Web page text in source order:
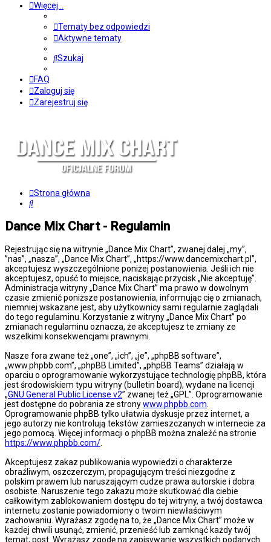
Więcej…
Tematy bez odpowiedzi
Aktywne tematy
Szukaj
FAQ
Zaloguj się
Zarejestruj się
Strona główna
Szukaj
Dance Mix Chart - Regulamin
Rejestrując się na witrynie „Dance Mix Chart”, zwanej dalej „my”,
”nas”, „nasza”, „Dance Mix Chart”, „https://www.dancemixchart.pl”,
akceptujesz wyszczególnione poniżej postanowienia. Jeśli ich nie
akceptujesz, opuść to miejsce, naciskając przycisk „Nie akceptuję”.
Administracja witryny „Dance Mix Chart” ma prawo w dowolnym
czasie zmienić poniższe postanowienia, informując cię o zmianach,
niemniej wskazane jest, aby użytkownicy sami regularnie zaglądali
do tego regulaminu. Korzystanie z witryny „Dance Mix Chart” po
zmianach regulaminu oznacza, że akceptujesz te zmiany ze
wszelkimi konsekwencjami prawnymi.
Nasze fora zwane też „one”, „ich”, „je”, „phpBB software”,
„www.phpbb.com”, „phpBB Limited”, „phpBB Teams” działają w
oparciu o oprogramowanie wykorzystujące technologię phpBB, która
jest środowiskiem typu witryny (bulletin board), wydane na licencji
„GNU General Public License v2” zwanej też „GPL”. Oprogramowanie
jest dostępne do pobrania ze stronywww.phpbb.com
Oprogramowanie phpBB tylko ułatwia dyskusje przez internet, a
jego autorzy nie kontrolują tekstów zamieszczanych w internecie za
jego pomocą. Więcej informacji o phpBB można znaleźć na stronie
https://www.phpbb.com/
Akceptujesz zakaz publikowania wypowiedzi o charakterze
obraźliwym, oszczerczym, propagującym treści niezgodne z
polskim prawem lub naruszającym cudze prawa autorskie i dobra
osobiste. Naruszenie tego zakazu może skutkować dla ciebie
całkowitym zablokowaniem dostępu do tej witryny, a twój dostawca
internetu zostanie powiadomiony o twoim niewłaściwym
zachowaniu. Wyrażasz zgodę na to, że „Dance Mix Chart” może w
każdej chwili usunąć, zmienić, przenieść lub zamknąć każdy twój
temat, post. Wyrażasz zgodę na zapisywanie wszystkich podanych